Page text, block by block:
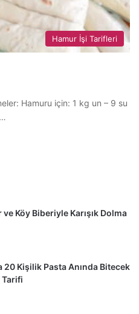
Hamur İşi Tarifleri
Hamuru için: 1 kg un – 9 su
ve Köy Biberiyle Karışık Dolma
20 Kişilik Pasta Anında Bitecek
Tarifi